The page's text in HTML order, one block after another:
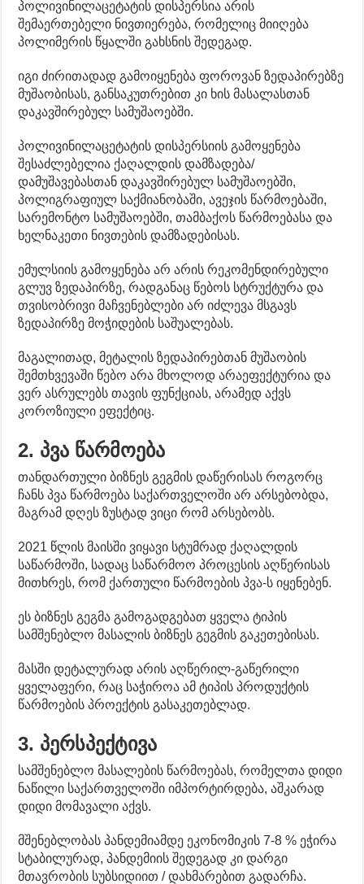
პოლივინილაცეტატის დისპერსია არის
შემაერთებელი ნივთიერება, რომელიც მიიღება
პოლიმერის წყალში გახსნის შედეგად.
იგი ძირითადად გამოიყენება ფოროვან ზედაპირებზე
მუშაობისას, განსაკუთრებით კი ხის მასალასთან
დაკავშირებულ სამუშაოებში.
პოლივინილაცეტატის დისპერსიის გამოყენება
შესაძლებელია ქაღალდის დამზადება/
დამუშავებასთან დაკავშირებულ სამუშაოებში,
პოლიგრაფიულ საქმიანობაში, ავეჯის წარმოებაში,
სარემონტო სამუშაოებში, თამბაქოს წარმოებასა და
ხელნაკეთი ნივთების დამზადებისას.
ემულსიის გამოყენება არ არის რეკომენდირებული
გლუვ ზედაპირზე, რადგანაც წებოს სტრუქტურა და
თვისობრივი მაჩვენებლები არ იძლევა მსგავს
ზედაპირზე მოჭიდების საშუალებას.
მაგალითად, მეტალის ზედაპირებთან მუშაობის
შემთხვევაში წებო არა მხოლოდ არაეფექტურია და
ვერ ასრულებს თავის ფუნქციას, არამედ აქვს
კოროზიული ეფექტიც.
2. პვა წარმოება
თანდართული ბიზნეს გეგმის დაწერისას როგორც
ჩანს პვა წარმოება საქართველოში არ არსებობდა,
მაგრამ დღეს ზუსტად ვიცი რომ არსებობს.
2021 წლის მაისში ვიყავი სტუმრად ქაღალდის
საწარმოში, სადაც საწარმოო პროცესის აღწერისას
მითხრეს, რომ ქართული წარმოების პვა-ს იყენებენ.
ეს ბიზნეს გეგმა გამოგადგებათ ყველა ტიპის
სამშენებლო მასალის ბიზნეს გეგმის გაკეთებისას.
მასში დეტალურად არის აღწერილ-გაწერილი
ყველაფერი, რაც საჭიროა ამ ტიპის პროდუქტის
წარმოების პროექტის გასაკეთებლად.
3. პერსპექტივა
სამშენებლო მასალების წარმოებას, რომელთა დიდი
ნაწილი საქართველოში იმპორტირდება, აშკარად
დიდი მომავალი აქვს.
მშენებლობას პანდემიამდე ეკონომიკის 7-8 % ეჭირა
სტაბილურად, პანდემიის შედეგად კი დარგი
მთავრობის სუბსიდიით / დახმარებით გადარჩა.